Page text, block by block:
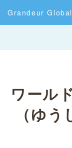
Grandeur
ワール
（ゆ